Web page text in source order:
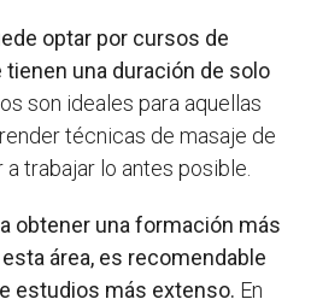
optar por cursos de
una duración de solo
son ideales para aquellas
técnicas de masaje de
trabajar lo antes posible.
obtener una formación más
área, es recomendable
estudios más extenso. En